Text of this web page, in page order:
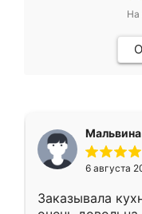
На
Мальвина
6 августа
Заказывала